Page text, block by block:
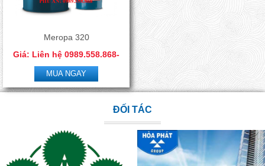
Meropa 320
Giá: Liên hệ 0989.558.868-
0966.506.288
MUA NGAY
ĐỐI TÁC